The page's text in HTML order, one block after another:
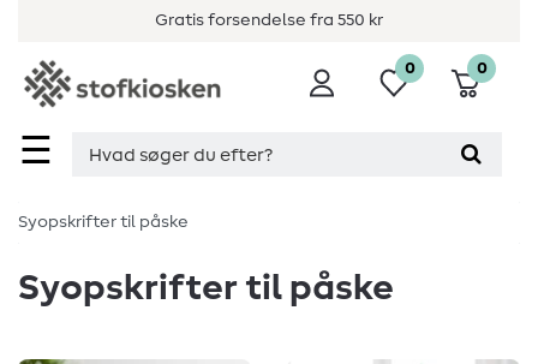
Gratis forsendelse fra 550 kr
☰
0 0
Syopskrifter til påske
Syopskrifter til påske